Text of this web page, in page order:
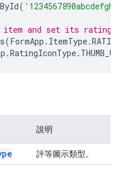
(
and set its rating
(FormApp . ItemType.
.RatingIconType. THUMB_UP
說明
評等圖示類型。